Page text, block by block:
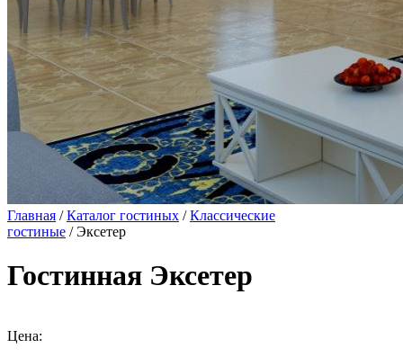
Главная /Каталог гостиных /Классические
гостиные / Эксетер
Гостинная Эксетер
Цена: